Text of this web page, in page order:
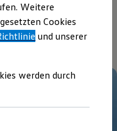
Gebrauchtwagen
Gebrauchtwagen
Weitere
Cookies
und unserer
werden durch